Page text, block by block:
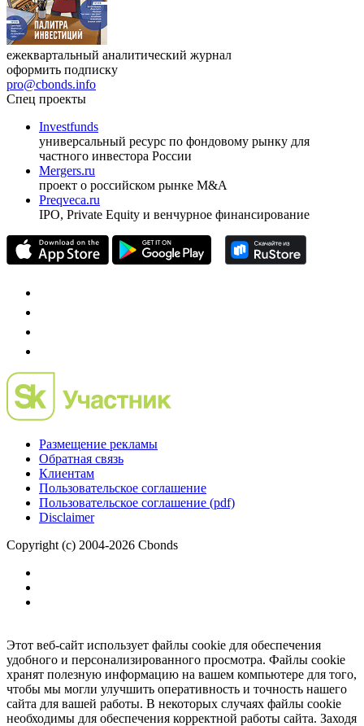
ежеквартальный аналитический журнал
оформить подписку
pro@cbonds.info
Спец проекты
Investfunds
универсальный ресурс по фондовому рынку для
частного инвестора России
Mergers.ru
проект о российском рынке M&A
Preqveca.ru
IPO, Private Equity и венчурное финансирование
Размещение рекламы
Обратная связь
Клиентам
Пользовательское соглашение
Пользовательское соглашение (pdf)
Disclaimer
Copyright (c) 2004-2026 Cbonds
Этот веб-сайт использует файлы cookie для обеспечения
удобного и персонализированного просмотра. Файлы cookie
хранят полезную информацию на вашем компьютере для того,
чтобы мы могли улучшить оперативность и точность нашего
сайта для вашей работы. В некоторых случаях файлы cookie
необходимы для обеспечения корректной работы сайта. Заходя